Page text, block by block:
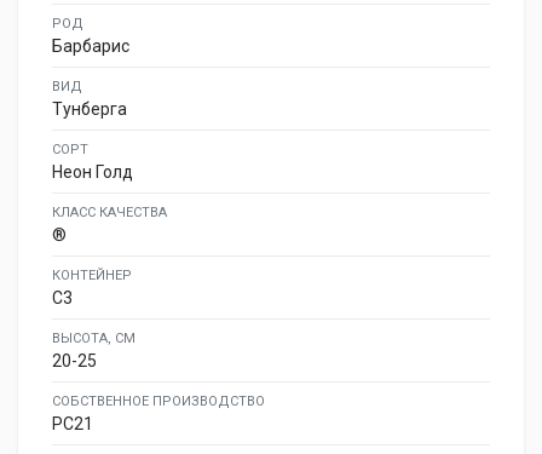
РОД
Барбарис
ВИД
Тунберга
СОРТ
Неон Голд
КЛАСС КАЧЕСТВА
®
КОНТЕЙНЕР
C3
ВЫСОТА, СМ
20-25
СОБСТВЕННОЕ ПРОИЗВОДСТВО
PC21